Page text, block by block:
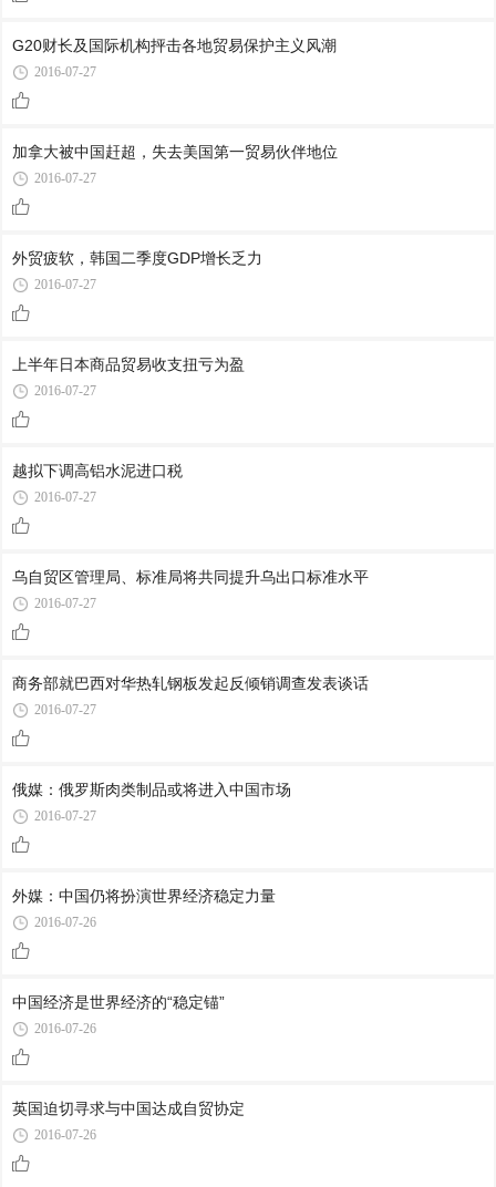
G20财长及国际机构抨击各地贸易保护主义风潮
2016-07-27
加拿大被中国赶超，失去美国第一贸易伙伴地位
2016-07-27
外贸疲软，韩国二季度GDP增长乏力
2016-07-27
上半年日本商品贸易收支扭亏为盈
2016-07-27
越拟下调高铝水泥进口税
2016-07-27
乌自贸区管理局、标准局将共同提升乌出口标准水平
2016-07-27
商务部就巴西对华热轧钢板发起反倾销调查发表谈话
2016-07-27
俄媒：俄罗斯肉类制品或将进入中国市场
2016-07-27
外媒：中国仍将扮演世界经济稳定力量
2016-07-26
中国经济是世界经济的“稳定锚”
2016-07-26
英国迫切寻求与中国达成自贸协定
2016-07-26